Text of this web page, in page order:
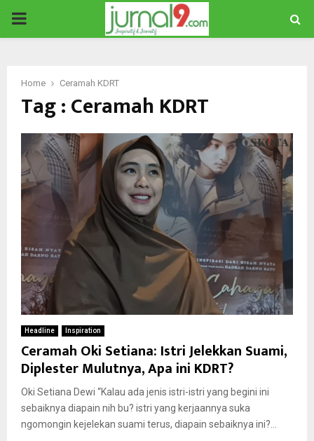
PRIMARY
Home Ceramah KDRT
Tag : Ceramah KDRT
Headline Inspiration
Ceramah Oki Setiana: Istri Jelekkan Suami,
Diplester Mulutnya, Apa ini KDRT?
Oki Setiana Dewi “Kalau ada jenis istri-istri yang begini ini
sebaiknya diapain nih bu? istri yang kerjaannya suka
ngomongin kejelekan suami terus, diapain sebaiknya ini?...